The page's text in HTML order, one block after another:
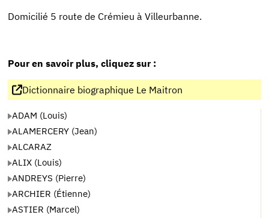
Domicilié 5 route de Crémieu à Villeurbanne.
Pour en savoir plus, cliquez sur :
Dictionnaire biographique Le Maitron
ADAM (Louis)
ALAMERCERY (Jean)
ALCARAZ
ALIX (Louis)
ANDREYS (Pierre)
ARCHIER (Étienne)
ASTIER (Marcel)